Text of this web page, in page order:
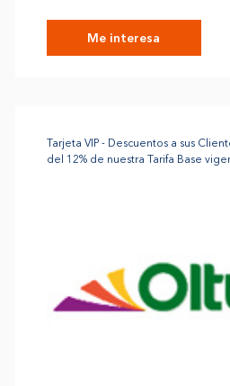
Me interesa
Tarjeta VIP - Descuentos a sus
del 12% de nuestra Tarifa Base